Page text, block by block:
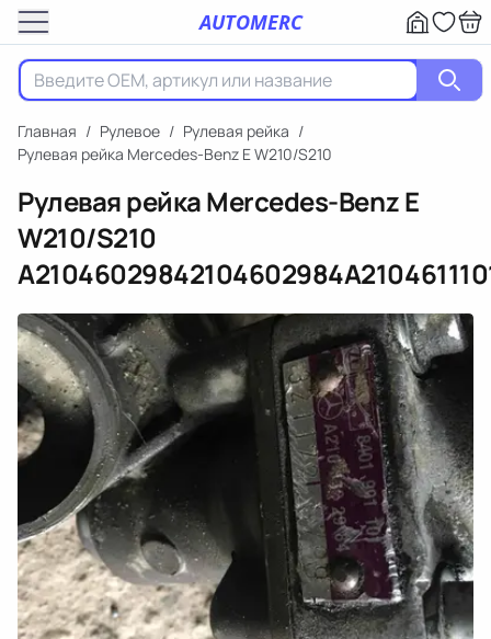
AUTOMERC
Главная / Рулевое / Рулевая рейка /
Рулевая рейка Mercedes-Benz E W210/S210
Рулевая рейка Mercedes-Benz E
W210/S210